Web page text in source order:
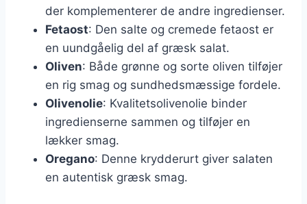
der komplementerer de andre ingredienser.
Fetaost: Den salte og cremede fetaost er
en uundgåelig del af græsk salat.
Oliven: Både grønne og sorte oliven tilføjer
en rig smag og sundhedsmæssige fordele.
Olivenolie: Kvalitetsolivenolie binder
ingredienserne sammen og tilføjer en
lækker smag.
Oregano: Denne krydderurt giver salaten
en autentisk græsk smag.